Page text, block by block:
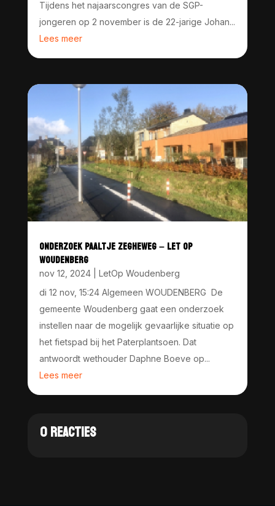
Tijdens het najaarscongres van de SGP-
jongeren op 2 november is de 22-jarige Johan...
Lees meer
ONDERZOEK PAALTJE ZEGHEWEG – LET OP
WOUDENBERG
nov 12, 2024| LetOp Woudenberg
di 12 nov, 15:24 Algemeen WOUDENBERG De
gemeente Woudenberg gaat een onderzoek
instellen naar de mogelijk gevaarlijke situatie op
het fietspad bij het Paterplantsoen. Dat
antwoordt wethouder Daphne Boeve op...
Lees meer
0 REACTIES